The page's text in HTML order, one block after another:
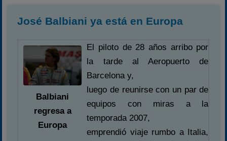
José Balbiani ya está en Europa
Balbiani
regresa a
Europa
El piloto de 28 años arribo por
la tarde al Aeropuerto de
Barcelona y,
luego de reunirse con un par de
equipos con miras a la
temporada 2007,
emprendió viaje rumbo a Italia,